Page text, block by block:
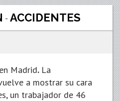
- ACCIDENTES
Madrid. La
a mostrar su cara
un trabajador de 46